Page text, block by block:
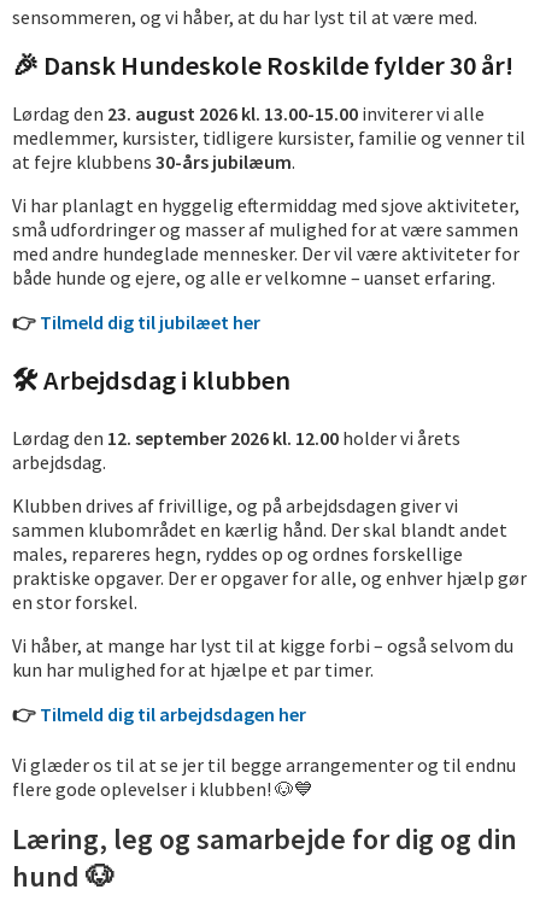
sensommeren, og vi håber, at du har lyst til at være med.
🎉 Dansk Hundeskole Roskilde fylder 30 år!
Lørdag den 23. august 2026 kl. 13.00-15.00 inviterer vi alle
medlemmer, kursister, tidligere kursister, familie og venner til
at fejre klubbens 30-års jubilæum.
Vi har planlagt en hyggelig eftermiddag med sjove aktiviteter,
små udfordringer og masser af mulighed for at være sammen
med andre hundeglade mennesker. Der vil være aktiviteter for
både hunde og ejere, og alle er velkomne – uanset erfaring.
👉 Tilmeld dig til jubilæet her
🛠️ Arbejdsdag i klubben
Lørdag den 12. september 2026 kl. 12.00 holder vi årets
arbejdsdag.
Klubben drives af frivillige, og på arbejdsdagen giver vi
sammen klubområdet en kærlig hånd. Der skal blandt andet
males, repareres hegn, ryddes op og ordnes forskellige
praktiske opgaver. Der er opgaver for alle, og enhver hjælp gør
en stor forskel.
Vi håber, at mange har lyst til at kigge forbi – også selvom du
kun har mulighed for at hjælpe et par timer.
👉 Tilmeld dig til arbejdsdagen her
Vi glæder os til at se jer til begge arrangementer og til endnu
flere gode oplevelser i klubben! 🐶💙
Læring, leg og samarbejde for dig og din
hund 🐶